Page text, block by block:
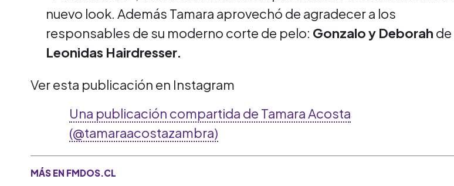
nuevo look. Además Tamara aprovechó de agradecer a los
responsables de su moderno corte de pelo: Gonzalo y Deborah de
Leonidas Hairdresser.
Ver esta publicación en Instagram
Una publicación compartida de Tamara Acosta
(@tamaraacostazambra)
MÁS EN FMDOS.CL